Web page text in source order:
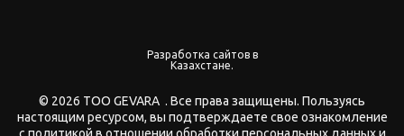
Разработка сайтов в
Казахстане.
© 2026 ТОО GEVARA . Все права защищены. Пользуясь
настоящим ресурсом, вы подтверждаете свое ознакомление